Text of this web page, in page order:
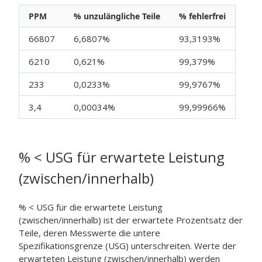
PPM % unzulängliche Teile % fehlerfrei
66807 6,6807%
93,3193%
6210
0,621%
99,379%
233
0,0233%
99,9767%
3,4
0,00034% 99,99966%
% < USG für erwartete Leistung
(zwischen/innerhalb)
% < USG für die erwartete Leistung
(zwischen/innerhalb) ist der erwartete Prozentsatz der
Teile, deren Messwerte die untere
Spezifikationsgrenze (USG) unterschreiten. Werte der
erwarteten Leistung (zwischen/innerhalb) werden